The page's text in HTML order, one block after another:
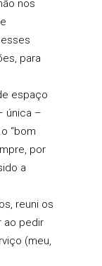
nos
para
espaço
única –
“bom
por
a
reuni os
ao pedir
(meu,